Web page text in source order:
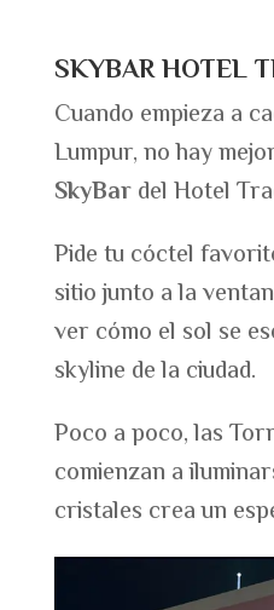
SKYBAR HOTEL
Cuando empieza a
Lumpur, no hay
SkyBardel Hotel
Pide tu cóctel
sitio junto a la
ver cómo el sol se
skyline de la ciudad.
Poco a poco, las
comienzan a
cristales crea un